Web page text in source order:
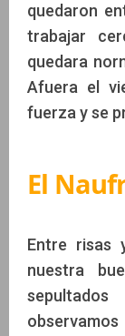
quedaron
trabajar
quedara
Afuera el
fuerza y se
El
Entre risas
nuestra